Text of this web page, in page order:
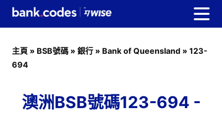
主頁 » BSB號碼 » 銀行 » Bank of Queensland » 123-
694
澳洲BSB號碼123-694 -